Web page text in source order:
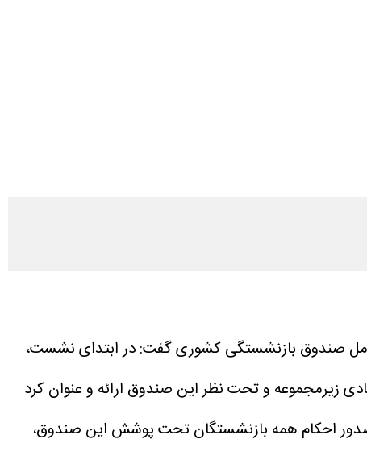
صندوق بازنشستگی کشوری گفت:در ابتدای نشست،
زیرمجموعه و تحت نظر این صندوق ارائه و عنوان کرد
احکام همه بازنشستگان تحت پوشش این صندوق،